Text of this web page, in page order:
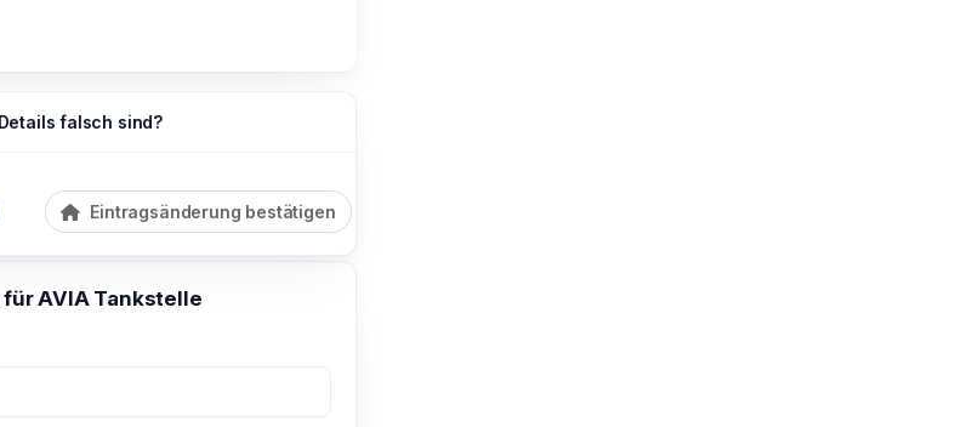
falsch sind?
Eintragsänderung bestätigen
AVIA Tankstelle